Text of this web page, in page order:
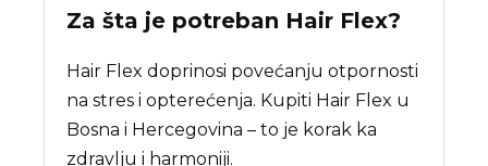
Za šta je potreban Hair Flex?
Hair Flex doprinosi povećanju otpornosti
na stres i opterećenja. Kupiti Hair Flex u
Bosna i Hercegovina – to je korak ka
zdravlju i harmoniji.